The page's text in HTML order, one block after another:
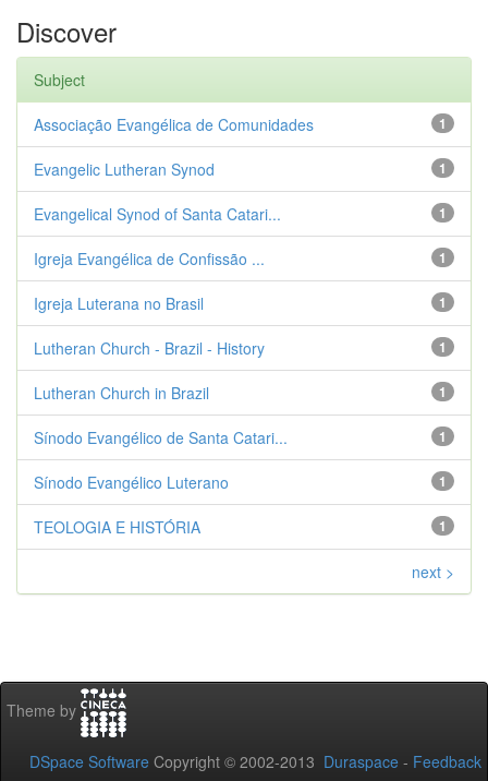
Discover
Subject
1
Associação Evangélica de Comunidades
1
Evangelic Lutheran Synod
1
Evangelical Synod of Santa Catari...
1
Igreja Evangélica de Confissão ...
1
Igreja Luterana no Brasil
1
Lutheran Church - Brazil - History
1
Lutheran Church in Brazil
1
Sínodo Evangélico de Santa Catari...
1
Sínodo Evangélico Luterano
1
TEOLOGIA E HISTÓRIA
next >
Theme by
DSpace Software Copyright © 2002-2013 Duraspace - Feedback